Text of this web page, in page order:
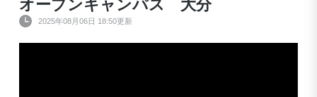
オープンキャンパス 大分
2025年08月06日 18:50更新